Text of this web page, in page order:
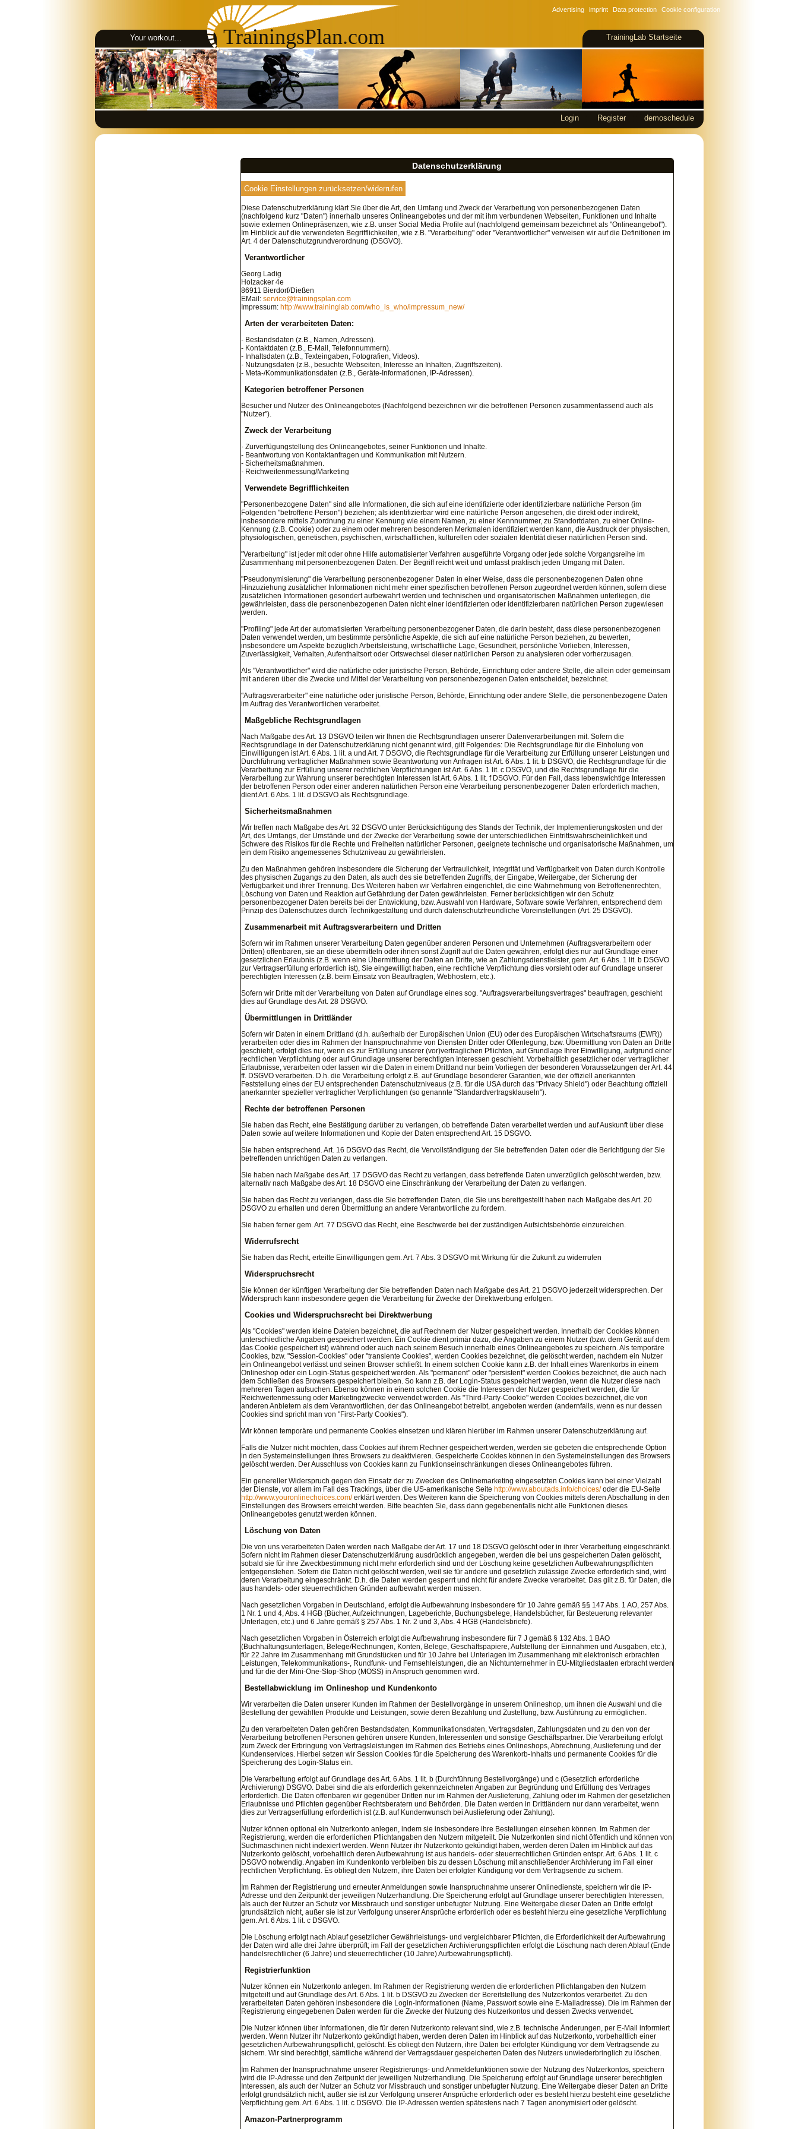
Your workout... TrainingLab Startseite
TrainingsPlan.com
Advertising imprint Data protection Cookie configuration
Login Register demoschedule
Datenschutzerklärung
Cookie Einstellungen zurücksetzen/widerrufen
Diese Datenschutzerklärung klärt Sie über die Art, den Umfang und Zweck der Verarbeitung von personenbezogenen Daten
(nachfolgend kurz "Daten") innerhalb unseres Onlineangebotes und der mit ihm verbundenen Webseiten, Funktionen und Inhalte
sowie externen Onlinepräsenzen, wie z.B. unser Social Media Profile auf (nachfolgend gemeinsam bezeichnet als "Onlineangebot").
Im Hinblick auf die verwendeten Begrifflichkeiten, wie z.B. "Verarbeitung" oder "Verantwortlicher" verweisen wir auf die Definitionen im
Art. 4 der Datenschutzgrundverordnung (DSGVO).
Verantwortlicher
Georg Ladig
Holzacker 4e
86911 Bierdorf/Dießen
EMail: service@trainingsplan.com
Impressum: http://www.traininglab.com/who_is_who/impressum_new/
Arten der verarbeiteten Daten:
- Bestandsdaten (z.B., Namen, Adressen).
- Kontaktdaten (z.B., E-Mail, Telefonnummern).
- Inhaltsdaten (z.B., Texteingaben, Fotografien, Videos).
- Nutzungsdaten (z.B., besuchte Webseiten, Interesse an Inhalten, Zugriffszeiten).
- Meta-/Kommunikationsdaten (z.B., Geräte-Informationen, IP-Adressen).
Kategorien betroffener Personen
Besucher und Nutzer des Onlineangebotes (Nachfolgend bezeichnen wir die betroffenen Personen zusammenfassend auch als
"Nutzer").
Zweck der Verarbeitung
- Zurverfügungstellung des Onlineangebotes, seiner Funktionen und Inhalte.
- Beantwortung von Kontaktanfragen und Kommunikation mit Nutzern.
- Sicherheitsmaßnahmen.
- Reichweitenmessung/Marketing
Verwendete Begrifflichkeiten
"Personenbezogene Daten" sind alle Informationen, die sich auf eine identifizierte oder identifizierbare natürliche Person (im
Folgenden "betroffene Person") beziehen; als identifizierbar wird eine natürliche Person angesehen, die direkt oder indirekt,
insbesondere mittels Zuordnung zu einer Kennung wie einem Namen, zu einer Kennnummer, zu Standortdaten, zu einer Online-
Kennung (z.B. Cookie) oder zu einem oder mehreren besonderen Merkmalen identifiziert werden kann, die Ausdruck der physischen,
physiologischen, genetischen, psychischen, wirtschaftlichen, kulturellen oder sozialen Identität dieser natürlichen Person sind.
"Verarbeitung" ist jeder mit oder ohne Hilfe automatisierter Verfahren ausgeführte Vorgang oder jede solche Vorgangsreihe im
Zusammenhang mit personenbezogenen Daten. Der Begriff reicht weit und umfasst praktisch jeden Umgang mit Daten.
"Pseudonymisierung" die Verarbeitung personenbezogener Daten in einer Weise, dass die personenbezogenen Daten ohne
Hinzuziehung zusätzlicher Informationen nicht mehr einer spezifischen betroffenen Person zugeordnet werden können, sofern diese
zusätzlichen Informationen gesondert aufbewahrt werden und technischen und organisatorischen Maßnahmen unterliegen, die
gewährleisten, dass die personenbezogenen Daten nicht einer identifizierten oder identifizierbaren natürlichen Person zugewiesen
werden.
"Profiling" jede Art der automatisierten Verarbeitung personenbezogener Daten, die darin besteht, dass diese personenbezogenen
Daten verwendet werden, um bestimmte persönliche Aspekte, die sich auf eine natürliche Person beziehen, zu bewerten,
insbesondere um Aspekte bezüglich Arbeitsleistung, wirtschaftliche Lage, Gesundheit, persönliche Vorlieben, Interessen,
Zuverlässigkeit, Verhalten, Aufenthaltsort oder Ortswechsel dieser natürlichen Person zu analysieren oder vorherzusagen.
Als "Verantwortlicher" wird die natürliche oder juristische Person, Behörde, Einrichtung oder andere Stelle, die allein oder gemeinsam
mit anderen über die Zwecke und Mittel der Verarbeitung von personenbezogenen Daten entscheidet, bezeichnet.
"Auftragsverarbeiter" eine natürliche oder juristische Person, Behörde, Einrichtung oder andere Stelle, die personenbezogene Daten
im Auftrag des Verantwortlichen verarbeitet.
Maßgebliche Rechtsgrundlagen
Nach Maßgabe des Art. 13 DSGVO teilen wir Ihnen die Rechtsgrundlagen unserer Datenverarbeitungen mit. Sofern die
Rechtsgrundlage in der Datenschutzerklärung nicht genannt wird, gilt Folgendes: Die Rechtsgrundlage für die Einholung von
Einwilligungen ist Art. 6 Abs. 1 lit. a und Art. 7 DSGVO, die Rechtsgrundlage für die Verarbeitung zur Erfüllung unserer Leistungen und
Durchführung vertraglicher Maßnahmen sowie Beantwortung von Anfragen ist Art. 6 Abs. 1 lit. b DSGVO, die Rechtsgrundlage für die
Verarbeitung zur Erfüllung unserer rechtlichen Verpflichtungen ist Art. 6 Abs. 1 lit. c DSGVO, und die Rechtsgrundlage für die
Verarbeitung zur Wahrung unserer berechtigten Interessen ist Art. 6 Abs. 1 lit. f DSGVO. Für den Fall, dass lebenswichtige Interessen
der betroffenen Person oder einer anderen natürlichen Person eine Verarbeitung personenbezogener Daten erforderlich machen,
dient Art. 6 Abs. 1 lit. d DSGVO als Rechtsgrundlage.
Sicherheitsmaßnahmen
Wir treffen nach Maßgabe des Art. 32 DSGVO unter Berücksichtigung des Stands der Technik, der Implementierungskosten und der
Art, des Umfangs, der Umstände und der Zwecke der Verarbeitung sowie der unterschiedlichen Eintrittswahrscheinlichkeit und
Schwere des Risikos für die Rechte und Freiheiten natürlicher Personen, geeignete technische und organisatorische Maßnahmen, um
ein dem Risiko angemessenes Schutzniveau zu gewährleisten.
Zu den Maßnahmen gehören insbesondere die Sicherung der Vertraulichkeit, Integrität und Verfügbarkeit von Daten durch Kontrolle
des physischen Zugangs zu den Daten, als auch des sie betreffenden Zugriffs, der Eingabe, Weitergabe, der Sicherung der
Verfügbarkeit und ihrer Trennung. Des Weiteren haben wir Verfahren eingerichtet, die eine Wahrnehmung von Betroffenenrechten,
Löschung von Daten und Reaktion auf Gefährdung der Daten gewährleisten. Ferner berücksichtigen wir den Schutz
personenbezogener Daten bereits bei der Entwicklung, bzw. Auswahl von Hardware, Software sowie Verfahren, entsprechend dem
Prinzip des Datenschutzes durch Technikgestaltung und durch datenschutzfreundliche Voreinstellungen (Art. 25 DSGVO).
Zusammenarbeit mit Auftragsverarbeitern und Dritten
Sofern wir im Rahmen unserer Verarbeitung Daten gegenüber anderen Personen und Unternehmen (Auftragsverarbeitern oder
Dritten) offenbaren, sie an diese übermitteln oder ihnen sonst Zugriff auf die Daten gewähren, erfolgt dies nur auf Grundlage einer
gesetzlichen Erlaubnis (z.B. wenn eine Übermittlung der Daten an Dritte, wie an Zahlungsdienstleister, gem. Art. 6 Abs. 1 lit. b DSGVO
zur Vertragserfüllung erforderlich ist), Sie eingewilligt haben, eine rechtliche Verpflichtung dies vorsieht oder auf Grundlage unserer
berechtigten Interessen (z.B. beim Einsatz von Beauftragten, Webhostern, etc.).
Sofern wir Dritte mit der Verarbeitung von Daten auf Grundlage eines sog. "Auftragsverarbeitungsvertrages" beauftragen, geschieht
dies auf Grundlage des Art. 28 DSGVO.
Übermittlungen in Drittländer
Sofern wir Daten in einem Drittland (d.h. außerhalb der Europäischen Union (EU) oder des Europäischen Wirtschaftsraums (EWR))
verarbeiten oder dies im Rahmen der Inanspruchnahme von Diensten Dritter oder Offenlegung, bzw. Übermittlung von Daten an Dritte
geschieht, erfolgt dies nur, wenn es zur Erfüllung unserer (vor)vertraglichen Pflichten, auf Grundlage Ihrer Einwilligung, aufgrund einer
rechtlichen Verpflichtung oder auf Grundlage unserer berechtigten Interessen geschieht. Vorbehaltlich gesetzlicher oder vertraglicher
Erlaubnisse, verarbeiten oder lassen wir die Daten in einem Drittland nur beim Vorliegen der besonderen Voraussetzungen der Art. 44
ff. DSGVO verarbeiten. D.h. die Verarbeitung erfolgt z.B. auf Grundlage besonderer Garantien, wie der offiziell anerkannten
Feststellung eines der EU entsprechenden Datenschutzniveaus (z.B. für die USA durch das "Privacy Shield") oder Beachtung offiziell
anerkannter spezieller vertraglicher Verpflichtungen (so genannte "Standardvertragsklauseln").
Rechte der betroffenen Personen
Sie haben das Recht, eine Bestätigung darüber zu verlangen, ob betreffende Daten verarbeitet werden und auf Auskunft über diese
Daten sowie auf weitere Informationen und Kopie der Daten entsprechend Art. 15 DSGVO.
Sie haben entsprechend. Art. 16 DSGVO das Recht, die Vervollständigung der Sie betreffenden Daten oder die Berichtigung der Sie
betreffenden unrichtigen Daten zu verlangen.
Sie haben nach Maßgabe des Art. 17 DSGVO das Recht zu verlangen, dass betreffende Daten unverzüglich gelöscht werden, bzw.
alternativ nach Maßgabe des Art. 18 DSGVO eine Einschränkung der Verarbeitung der Daten zu verlangen.
Sie haben das Recht zu verlangen, dass die Sie betreffenden Daten, die Sie uns bereitgestellt haben nach Maßgabe des Art. 20
DSGVO zu erhalten und deren Übermittlung an andere Verantwortliche zu fordern.
Sie haben ferner gem. Art. 77 DSGVO das Recht, eine Beschwerde bei der zuständigen Aufsichtsbehörde einzureichen.
Widerrufsrecht
Sie haben das Recht, erteilte Einwilligungen gem. Art. 7 Abs. 3 DSGVO mit Wirkung für die Zukunft zu widerrufen
Widerspruchsrecht
Sie können der künftigen Verarbeitung der Sie betreffenden Daten nach Maßgabe des Art. 21 DSGVO jederzeit widersprechen. Der
Widerspruch kann insbesondere gegen die Verarbeitung für Zwecke der Direktwerbung erfolgen.
Cookies und Widerspruchsrecht bei Direktwerbung
Als "Cookies" werden kleine Dateien bezeichnet, die auf Rechnern der Nutzer gespeichert werden. Innerhalb der Cookies können
unterschiedliche Angaben gespeichert werden. Ein Cookie dient primär dazu, die Angaben zu einem Nutzer (bzw. dem Gerät auf dem
das Cookie gespeichert ist) während oder auch nach seinem Besuch innerhalb eines Onlineangebotes zu speichern. Als temporäre
Cookies, bzw. "Session-Cookies" oder "transiente Cookies", werden Cookies bezeichnet, die gelöscht werden, nachdem ein Nutzer
ein Onlineangebot verlässt und seinen Browser schließt. In einem solchen Cookie kann z.B. der Inhalt eines Warenkorbs in einem
Onlineshop oder ein Login-Status gespeichert werden. Als "permanent" oder "persistent" werden Cookies bezeichnet, die auch nach
dem Schließen des Browsers gespeichert bleiben. So kann z.B. der Login-Status gespeichert werden, wenn die Nutzer diese nach
mehreren Tagen aufsuchen. Ebenso können in einem solchen Cookie die Interessen der Nutzer gespeichert werden, die für
Reichweitenmessung oder Marketingzwecke verwendet werden. Als "Third-Party-Cookie" werden Cookies bezeichnet, die von
anderen Anbietern als dem Verantwortlichen, der das Onlineangebot betreibt, angeboten werden (andernfalls, wenn es nur dessen
Cookies sind spricht man von "First-Party Cookies").
Wir können temporäre und permanente Cookies einsetzen und klären hierüber im Rahmen unserer Datenschutzerklärung auf.
Falls die Nutzer nicht möchten, dass Cookies auf ihrem Rechner gespeichert werden, werden sie gebeten die entsprechende Option
in den Systemeinstellungen ihres Browsers zu deaktivieren. Gespeicherte Cookies können in den Systemeinstellungen des Browsers
gelöscht werden. Der Ausschluss von Cookies kann zu Funktionseinschränkungen dieses Onlineangebotes führen.
Ein genereller Widerspruch gegen den Einsatz der zu Zwecken des Onlinemarketing eingesetzten Cookies kann bei einer Vielzahl
der Dienste, vor allem im Fall des Trackings, über die US-amerikanische Seite http://www.aboutads.info/choices/oder die EU-Seite
http://www.youronlinechoices.com/erklärt werden. Des Weiteren kann die Speicherung von Cookies mittels deren Abschaltung in den
Einstellungen des Browsers erreicht werden. Bitte beachten Sie, dass dann gegebenenfalls nicht alle Funktionen dieses
Onlineangebotes genutzt werden können.
Löschung von Daten
Die von uns verarbeiteten Daten werden nach Maßgabe der Art. 17 und 18 DSGVO gelöscht oder in ihrer Verarbeitung eingeschränkt.
Sofern nicht im Rahmen dieser Datenschutzerklärung ausdrücklich angegeben, werden die bei uns gespeicherten Daten gelöscht,
sobald sie für ihre Zweckbestimmung nicht mehr erforderlich sind und der Löschung keine gesetzlichen Aufbewahrungspflichten
entgegenstehen. Sofern die Daten nicht gelöscht werden, weil sie für andere und gesetzlich zulässige Zwecke erforderlich sind, wird
deren Verarbeitung eingeschränkt. D.h. die Daten werden gesperrt und nicht für andere Zwecke verarbeitet. Das gilt z.B. für Daten, die
aus handels- oder steuerrechtlichen Gründen aufbewahrt werden müssen.
Nach gesetzlichen Vorgaben in Deutschland, erfolgt die Aufbewahrung insbesondere für 10 Jahre gemäß §§ 147 Abs. 1 AO, 257 Abs.
1 Nr. 1 und 4, Abs. 4 HGB (Bücher, Aufzeichnungen, Lageberichte, Buchungsbelege, Handelsbücher, für Besteuerung relevanter
Unterlagen, etc.) und 6 Jahre gemäß § 257 Abs. 1 Nr. 2 und 3, Abs. 4 HGB (Handelsbriefe).
Nach gesetzlichen Vorgaben in Österreich erfolgt die Aufbewahrung insbesondere für 7 J gemäß § 132 Abs. 1 BAO
(Buchhaltungsunterlagen, Belege/Rechnungen, Konten, Belege, Geschäftspapiere, Aufstellung der Einnahmen und Ausgaben, etc.),
für 22 Jahre im Zusammenhang mit Grundstücken und für 10 Jahre bei Unterlagen im Zusammenhang mit elektronisch erbrachten
Leistungen, Telekommunikations-, Rundfunk- und Fernsehleistungen, die an Nichtunternehmer in EU-Mitgliedstaaten erbracht werden
und für die der Mini-One-Stop-Shop (MOSS) in Anspruch genommen wird.
Bestellabwicklung im Onlineshop und Kundenkonto
Wir verarbeiten die Daten unserer Kunden im Rahmen der Bestellvorgänge in unserem Onlineshop, um ihnen die Auswahl und die
Bestellung der gewählten Produkte und Leistungen, sowie deren Bezahlung und Zustellung, bzw. Ausführung zu ermöglichen.
Zu den verarbeiteten Daten gehören Bestandsdaten, Kommunikationsdaten, Vertragsdaten, Zahlungsdaten und zu den von der
Verarbeitung betroffenen Personen gehören unsere Kunden, Interessenten und sonstige Geschäftspartner. Die Verarbeitung erfolgt
zum Zweck der Erbringung von Vertragsleistungen im Rahmen des Betriebs eines Onlineshops, Abrechnung, Auslieferung und der
Kundenservices. Hierbei setzen wir Session Cookies für die Speicherung des Warenkorb-Inhalts und permanente Cookies für die
Speicherung des Login-Status ein.
Die Verarbeitung erfolgt auf Grundlage des Art. 6 Abs. 1 lit. b (Durchführung Bestellvorgänge) und c (Gesetzlich erforderliche
Archivierung) DSGVO. Dabei sind die als erforderlich gekennzeichneten Angaben zur Begründung und Erfüllung des Vertrages
erforderlich. Die Daten offenbaren wir gegenüber Dritten nur im Rahmen der Auslieferung, Zahlung oder im Rahmen der gesetzlichen
Erlaubnisse und Pflichten gegenüber Rechtsberatern und Behörden. Die Daten werden in Drittländern nur dann verarbeitet, wenn
dies zur Vertragserfüllung erforderlich ist (z.B. auf Kundenwunsch bei Auslieferung oder Zahlung).
Nutzer können optional ein Nutzerkonto anlegen, indem sie insbesondere ihre Bestellungen einsehen können. Im Rahmen der
Registrierung, werden die erforderlichen Pflichtangaben den Nutzern mitgeteilt. Die Nutzerkonten sind nicht öffentlich und können von
Suchmaschinen nicht indexiert werden. Wenn Nutzer ihr Nutzerkonto gekündigt haben, werden deren Daten im Hinblick auf das
Nutzerkonto gelöscht, vorbehaltlich deren Aufbewahrung ist aus handels- oder steuerrechtlichen Gründen entspr. Art. 6 Abs. 1 lit. c
DSGVO notwendig. Angaben im Kundenkonto verbleiben bis zu dessen Löschung mit anschließender Archivierung im Fall einer
rechtlichen Verpflichtung. Es obliegt den Nutzern, ihre Daten bei erfolgter Kündigung vor dem Vertragsende zu sichern.
Im Rahmen der Registrierung und erneuter Anmeldungen sowie Inanspruchnahme unserer Onlinedienste, speichern wir die IP-
Adresse und den Zeitpunkt der jeweiligen Nutzerhandlung. Die Speicherung erfolgt auf Grundlage unserer berechtigten Interessen,
als auch der Nutzer an Schutz vor Missbrauch und sonstiger unbefugter Nutzung. Eine Weitergabe dieser Daten an Dritte erfolgt
grundsätzlich nicht, außer sie ist zur Verfolgung unserer Ansprüche erforderlich oder es besteht hierzu eine gesetzliche Verpflichtung
gem. Art. 6 Abs. 1 lit. c DSGVO.
Die Löschung erfolgt nach Ablauf gesetzlicher Gewährleistungs- und vergleichbarer Pflichten, die Erforderlichkeit der Aufbewahrung
der Daten wird alle drei Jahre überprüft; im Fall der gesetzlichen Archivierungspflichten erfolgt die Löschung nach deren Ablauf (Ende
handelsrechtlicher (6 Jahre) und steuerrechtlicher (10 Jahre) Aufbewahrungspflicht).
Registrierfunktion
Nutzer können ein Nutzerkonto anlegen. Im Rahmen der Registrierung werden die erforderlichen Pflichtangaben den Nutzern
mitgeteilt und auf Grundlage des Art. 6 Abs. 1 lit. b DSGVO zu Zwecken der Bereitstellung des Nutzerkontos verarbeitet. Zu den
verarbeiteten Daten gehören insbesondere die Login-Informationen (Name, Passwort sowie eine E-Mailadresse). Die im Rahmen der
Registrierung eingegebenen Daten werden für die Zwecke der Nutzung des Nutzerkontos und dessen Zwecks verwendet.
Die Nutzer können über Informationen, die für deren Nutzerkonto relevant sind, wie z.B. technische Änderungen, per E-Mail informiert
werden. Wenn Nutzer ihr Nutzerkonto gekündigt haben, werden deren Daten im Hinblick auf das Nutzerkonto, vorbehaltlich einer
gesetzlichen Aufbewahrungspflicht, gelöscht. Es obliegt den Nutzern, ihre Daten bei erfolgter Kündigung vor dem Vertragsende zu
sichern. Wir sind berechtigt, sämtliche während der Vertragsdauer gespeicherten Daten des Nutzers unwiederbringlich zu löschen.
Im Rahmen der Inanspruchnahme unserer Registrierungs- und Anmeldefunktionen sowie der Nutzung des Nutzerkontos, speichern
wird die IP-Adresse und den Zeitpunkt der jeweiligen Nutzerhandlung. Die Speicherung erfolgt auf Grundlage unserer berechtigten
Interessen, als auch der Nutzer an Schutz vor Missbrauch und sonstiger unbefugter Nutzung. Eine Weitergabe dieser Daten an Dritte
erfolgt grundsätzlich nicht, außer sie ist zur Verfolgung unserer Ansprüche erforderlich oder es besteht hierzu besteht eine gesetzliche
Verpflichtung gem. Art. 6 Abs. 1 lit. c DSGVO. Die IP-Adressen werden spätestens nach 7 Tagen anonymisiert oder gelöscht.
Amazon-Partnerprogramm